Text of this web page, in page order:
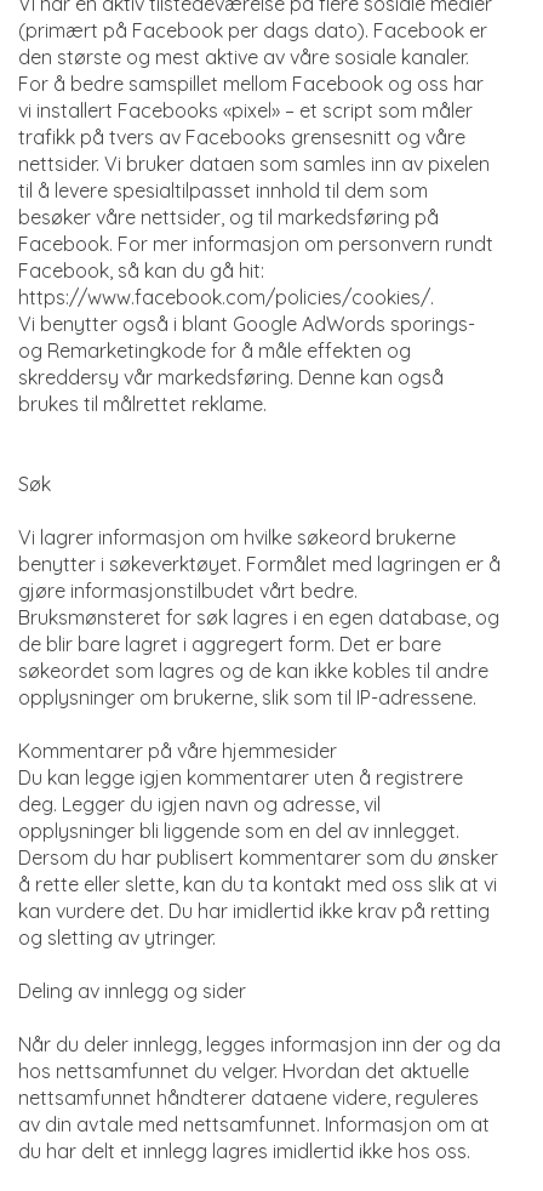
(primært på Facebook per dags dato). Facebook er
den største og mest aktive av våre sosiale kanaler.
For å bedre samspillet mellom Facebook og oss har
vi installert Facebooks «pixel» – et script som måler
trafikk på tvers av Facebooks grensesnitt og våre
nettsider. Vi bruker dataen som samles inn av pixelen
til å levere spesialtilpasset innhold til dem som
besøker våre nettsider, og til markedsføring på
Facebook. For mer informasjon om personvern rundt
Facebook, så kan du gå hit:
https://www.facebook.com/policies/cookies/.
Vi benytter også i blant Google AdWords sporings-
og Remarketingkode for å måle effekten og
skreddersy vår markedsføring. Denne kan også
brukes til målrettet reklame.
Søk
Vi lagrer informasjon om hvilke søkeord brukerne
benytter i søkeverktøyet. Formålet med lagringen er å
gjøre informasjonstilbudet vårt bedre.
Bruksmønsteret for søk lagres i en egen database, og
de blir bare lagret i aggregert form. Det er bare
søkeordet som lagres og de kan ikke kobles til andre
opplysninger om brukerne, slik som til IP-adressene.
Kommentarer på våre hjemmesider
Du kan legge igjen kommentarer uten å registrere
deg. Legger du igjen navn og adresse, vil
opplysninger bli liggende som en del av innlegget.
Dersom du har publisert kommentarer som du ønsker
å rette eller slette, kan du ta kontakt med oss slik at vi
kan vurdere det. Du har imidlertid ikke krav på retting
og sletting av ytringer.
Deling av innlegg og sider
Når du deler innlegg, legges informasjon inn der og da
hos nettsamfunnet du velger. Hvordan det aktuelle
nettsamfunnet håndterer dataene videre, reguleres
av din avtale med nettsamfunnet. Informasjon om at
du har delt et innlegg lagres imidlertid ikke hos oss.